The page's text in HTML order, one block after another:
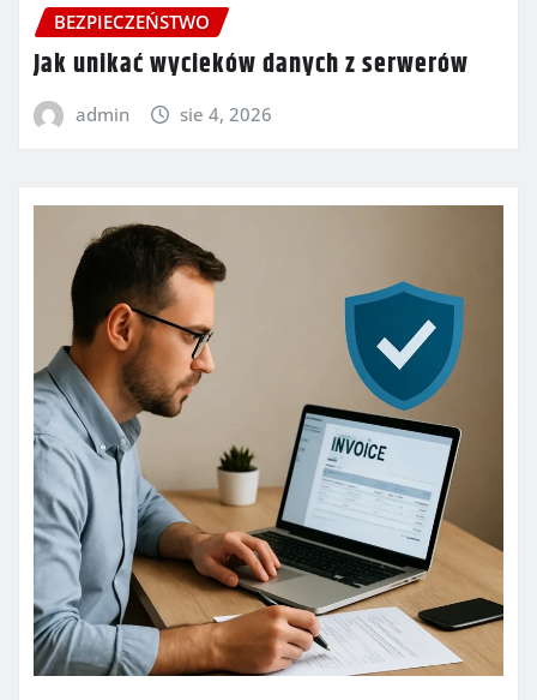
BEZPIECZEŃSTWO
Jak unikać wycieków danych z serwerów
admin sie 4, 2026